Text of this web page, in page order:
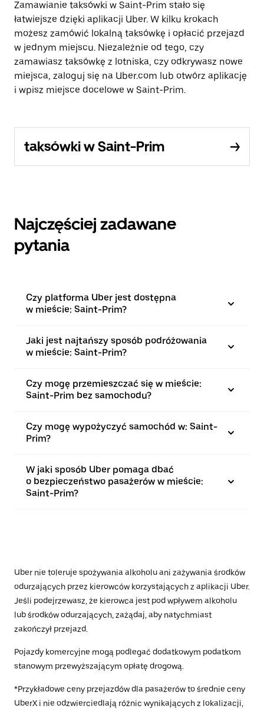
Zamawianie taksówki w Saint-Prim stało się
łatwiejsze dzięki aplikacji Uber. W kilku krokach
możesz zamówić lokalną taksówkę i opłacić przejazd
w jednym miejscu. Niezależnie od tego, czy
zamawiasz taksówkę z lotniska, czy odkrywasz nowe
miejsca, zaloguj się na Uber.com lub otwórz aplikację
i wpisz miejsce docelowe w Saint-Prim.
taksówki w Saint-Prim
Najczęściej zadawane
pytania
Czy platforma Uber jest dostępna
w mieście: Saint-Prim?
Jaki jest najtańszy sposób podróżowania
w mieście: Saint-Prim?
Czy mogę przemieszczać się w mieście:
Saint-Prim bez samochodu?
Czy mogę wypożyczyć samochód w: Saint-
Prim?
W jaki sposób Uber pomaga dbać
o bezpieczeństwo pasażerów w mieście:
Saint-Prim?
Uber nie toleruje spożywania alkoholu ani zażywania środków
odurzających przez kierowców korzystających z aplikacji Uber.
Jeśli podejrzewasz, że kierowca jest pod wpływem alkoholu
lub środków odurzających, zażądaj, aby natychmiast
zakończył przejazd.
Pojazdy komercyjne mogą podlegać dodatkowym podatkom
stanowym przewyższającym opłatę drogową.
*Przykładowe ceny przejazdów dla pasażerów to średnie ceny
UberX i nie odzwierciedlają różnic wynikających z lokalizacji,